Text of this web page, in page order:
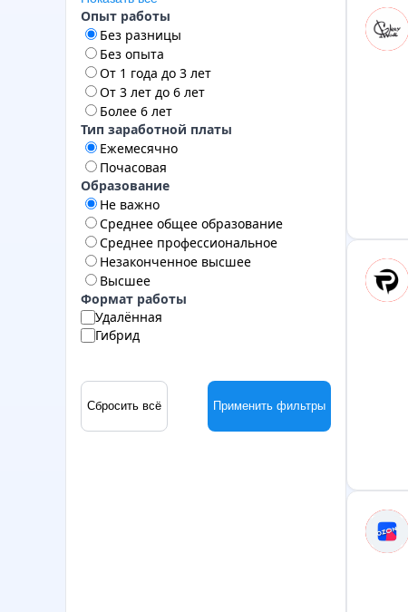
Опыт работы
Без разницы
Без опыта
От 1 года до 3 лет
От 3 лет до 6 лет
Более 6 лет
Тип заработной платы
Ежемесячно
Почасовая
Образование
Не важно
Среднее общее образование
Среднее профессиональное
Незаконченное высшее
Высшее
Формат работы
Удалённая
Гибрид
Сбросить всё Применить фильтры